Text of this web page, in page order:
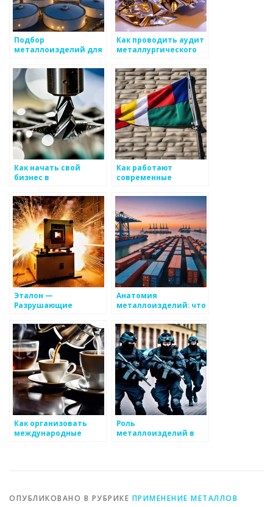
Подбор
металлоизделий для
Как проводить аудит
металлургического
Как начать свой
бизнес в
металлоизделий
Как работают
современные
лаборатории
Эталон —
Разрушающие
Анатомия
металлоизделий: что
Как организовать
международные
Роль
металлоизделий в
ОПУБЛИКОВАНО В РУБРИКЕ ПРИМЕНЕНИЕ МЕТАЛЛОВ